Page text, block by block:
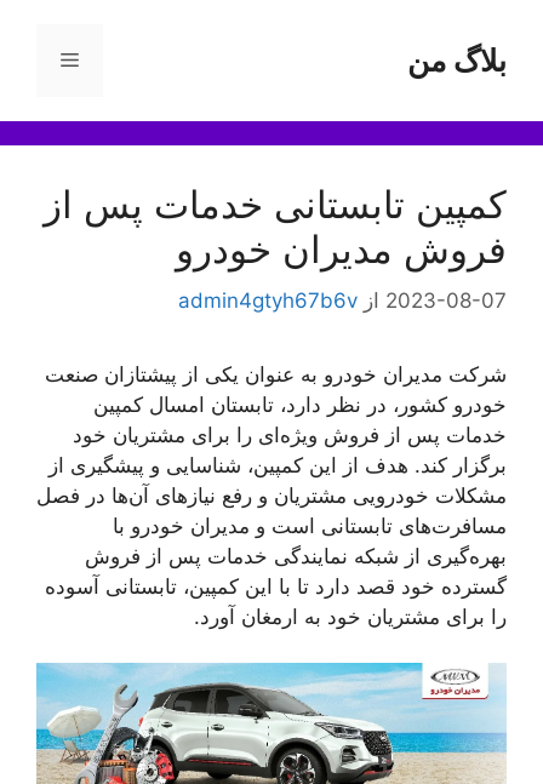
محتوابلاگ من فهرست
کمپین تابستانی خدمات پس از
فروش مدیران خودرو
2023-08-07 از admin4gtyh67b6v
شرکت مدیران خودرو به عنوان یکی از پیشتازان صنعت
خودرو کشور، در نظر دارد، تابستان امسال کمپین
خدمات پس از فروش ویژه‌ای را برای مشتریان خود
برگزار کند. هدف از این کمپین، شناسایی و پیشگیری از
مشکلات خودرویی مشتریان و رفع نیازهای آن‌ها در فصل
مسافرت‌های تابستانی است و مدیران خودرو با
بهره‌گیری از شبکه‎ نمایندگی خدمات پس از فروش
گسترده خود قصد دارد تا با این کمپین، تابستانی آسوده
را برای مشتریان خود به ارمغان آورد.